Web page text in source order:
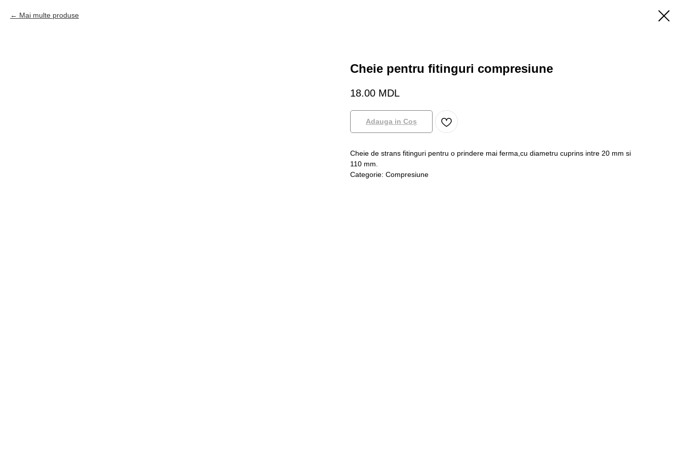
Mai multe produse
Cheie pentru fitinguri compresiune
18.00 MDL
Adauga in Coș
Cheie de strans fitinguri pentru o prindere mai ferma,cu diametru cuprins intre 20 mm si
110 mm.
Categorie: Compresiune